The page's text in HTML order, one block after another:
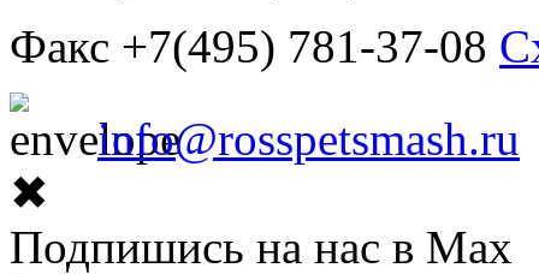
Факс +7(495) 781-37-08
info@rosspetsmash.ru
✖
Подпишись на нас в Max